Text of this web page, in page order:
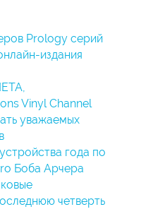
Prology серий
издания
Vinyl Channel
уважаемых
года по
Боба Арчера
четверть